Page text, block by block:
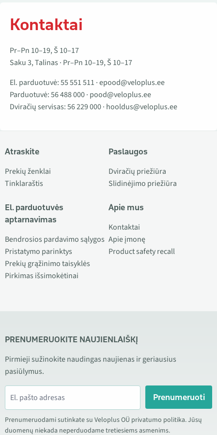
Kontaktai
Pr–Pn 10–19, Š 10–17
Saku 3, Talinas · Pr–Pn 10–19, Š 10–17
El. parduotuvė:55 551 511 ·epood@veloplus.ee
Parduotuvė:56 488 000· pood@veloplus.ee
Dviračių servisas:56 229 000· hooldus@veloplus.ee
Atraskite
Prekių ženklai
Tinklaraštis
El. parduotuvės
aptarnavimas
Bendrosios pardavimo sąlygos
Pristatymo parinktys
Prekių grąžinimo taisyklės
Pirkimas išsimokėtinai
Paslaugos
Dviračių priežiūra
Slidinėjimo priežiūra
Apie mus
Kontaktai
Apie įmonę
Product safety recall
PRENUMERUOKITE NAUJIENLAIŠKĮ
Pirmieji sužinokite naudingas naujienas ir geriausius
pasiūlymus.
Prenumeruoti
Prenumeruodami sutinkate su Veloplus OÜ privatumo politika. Jūsų
duomenų niekada neperduodame tretiesiems asmenims.